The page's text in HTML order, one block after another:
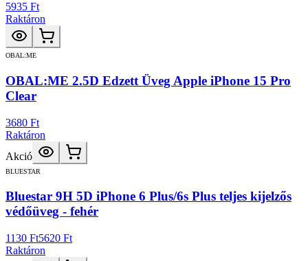
5935 Ft
Raktáron
OBAL:ME
OBAL:ME 2.5D Edzett Üveg Apple iPhone 15 Pro
Clear
3680 Ft
Raktáron
Akció
BLUESTAR
Bluestar 9H 5D iPhone 6 Plus/6s Plus teljes kijelzős
védőüveg - fehér
1130 Ft5620 Ft
Raktáron